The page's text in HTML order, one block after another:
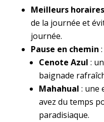
Meilleurs horaires
de la journée et
journée.
Pause en chemin :
Cenote Azul :
baignade
Mahahual : une
avez du temps
paradisiaque.